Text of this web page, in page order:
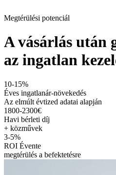
Megtérülési potenciál
A vásárlás után
az ingatlan
10-15%
Éves ingatlanár-növekedés
Az elmúlt évtized adatai alapján
1800-2300€
Havi bérleti díj
+ közművek
3-5%
ROI Évente
megtérülés a befektetésre